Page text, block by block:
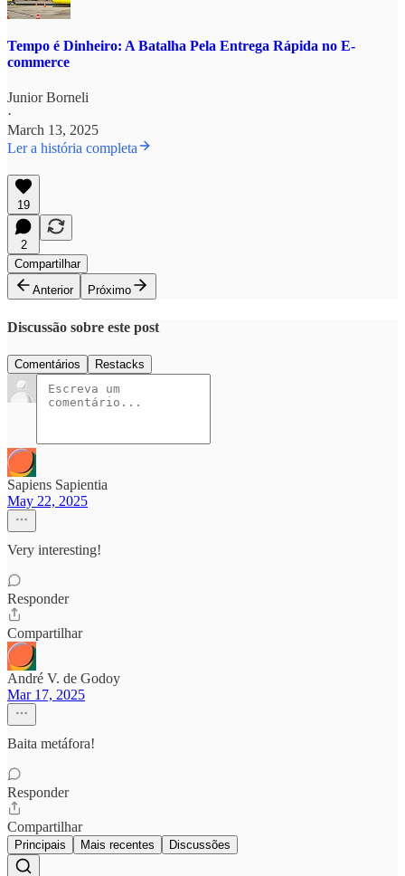
Tempo é Dinheiro: A Batalha Pela Entrega Rápida no E-
commerce
Junior Borneli
·
March 13, 2025
Ler a história completa
19
2
Compartilhar
Anterior
Próximo
Discussão sobre este post
Comentários Restacks
Sapiens Sapientia
May 22, 2025
Very interesting!
Responder
Compartilhar
André V. de Godoy
Mar 17, 2025
Baita metáfora!
Responder
Compartilhar
Principais Mais recentes Discussões